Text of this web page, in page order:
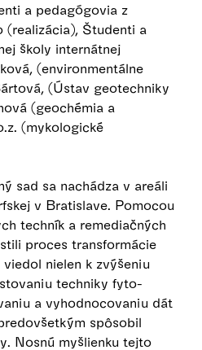
a pedagógovia z
(realizácia), Študenti a
školy internátnej
(environmentálne
(Ústav geotechniky
(geochémia a
(mykologické
sad sa nachádza v areáli
v Bratislave. Pomocou
techník a remediačných
proces transformácie
nielen k zvýšeniu
techniky fyto-
a vyhodnocovaniu dát
spôsobil
Nosnú myšlienku tejto